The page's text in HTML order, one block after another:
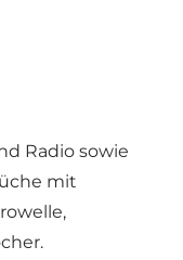
Radio sowie
mit